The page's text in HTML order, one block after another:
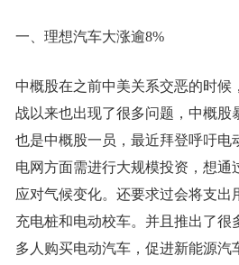
一、理想汽车大涨逾8%
中概股在之前中美关系交恶的时候
战以来也出现了很多问题，中概股
也是中概股一员，最近拜登呼吁电
电网方面需进行大规模投资，想通
应对气候变化。还要求过会将支出
充电桩和电动校车。并且推出了很
多人购买电动汽车，促进新能源汽